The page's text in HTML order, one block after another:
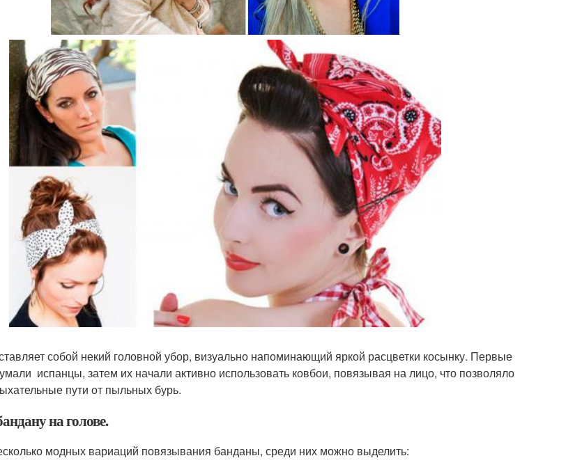
собой некий головной убор, визуально напоминающий яркой расцветки косынку. Первые
испанцы, затем их начали активно использовать ковбои, повязывая на лицо, что позволяло
пути от пыльных бурь.
на голове.
модных вариаций повязывания банданы, среди них можно выделить: